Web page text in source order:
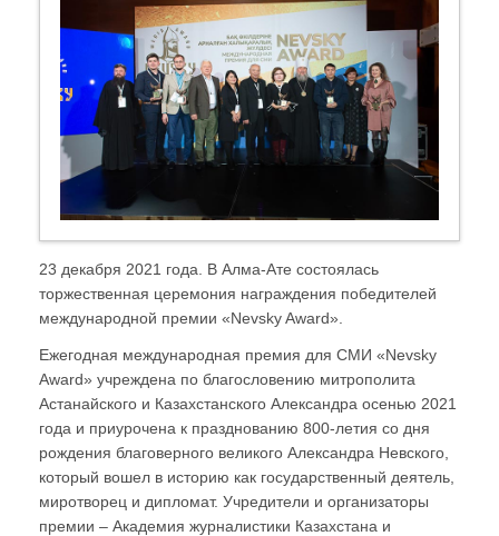
23 декабря 2021 года. В Алма-Ате состоялась
торжественная церемония награждения победителей
международной премии «Nevsky Award».
Ежегодная международная премия для СМИ «Nevsky
Award» учреждена по благословению митрополита
Астанайского и Казахстанского Александра осенью 2021
года и приурочена к празднованию 800-летия со дня
рождения благоверного великого Александра Невского,
который вошел в историю как государственный деятель,
миротворец и дипломат. Учредители и организаторы
премии – Академия журналистики Казахстана и